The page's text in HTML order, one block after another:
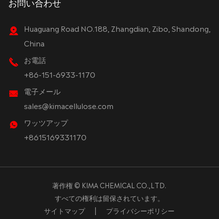
Huaguang Road NO.188, Zhangdian, Zibo, Shandong,
China
お電話
+86-151-6933-1170
電子メール
sales@kimacellulose.com
ワッツアップ
+8615169331170
著作権 © KIMA CHEMICAL CO.,LTD.
すべての権利は留保されています。
サイトマップ
| プライバシーポリシー